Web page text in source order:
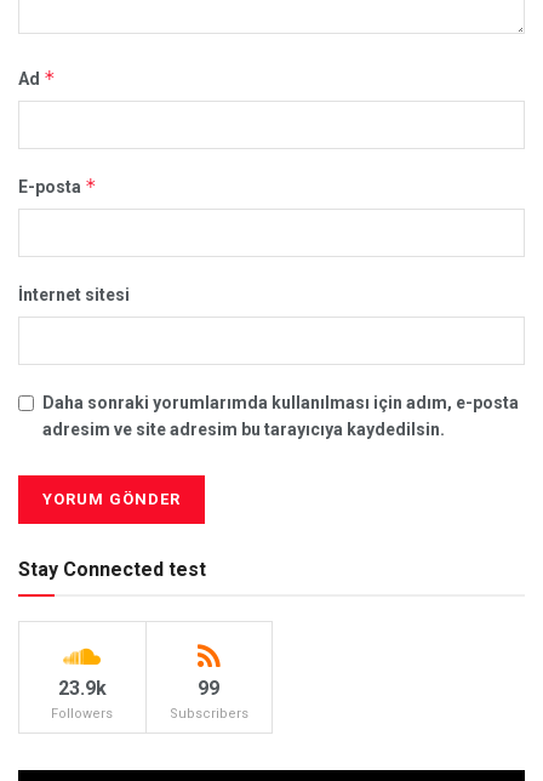
Ad *
E-posta *
İnternet sitesi
Daha sonraki yorumlarımda kullanılması için adım, e-posta
adresim ve site adresim bu tarayıcıya kaydedilsin.
Stay Connected test
23.9k
Followers
99
Subscribers